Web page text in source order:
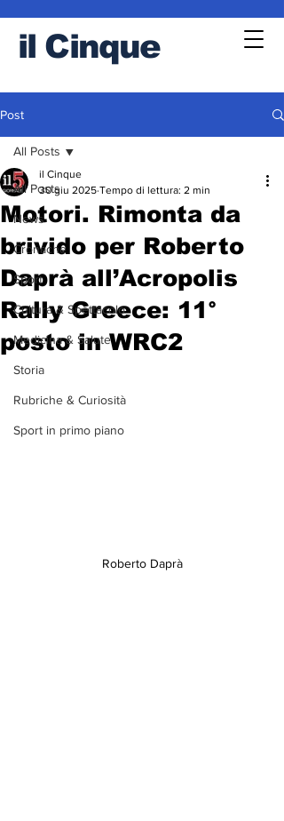
il Cinque
Post
All Posts
News
Cronache
Sport
Cultura & Spettacolo
Medicina & Salute
Storia
Rubriche & Curiosità
Sport in primo piano
All Posts
Motori. Rimonta da
brivido per Roberto
Daprà all’Acropolis
Rally Greece: 11°
posto in WRC2
il Cinque
30 giu 2025 Tempo di lettura: 2 min
Roberto Daprà